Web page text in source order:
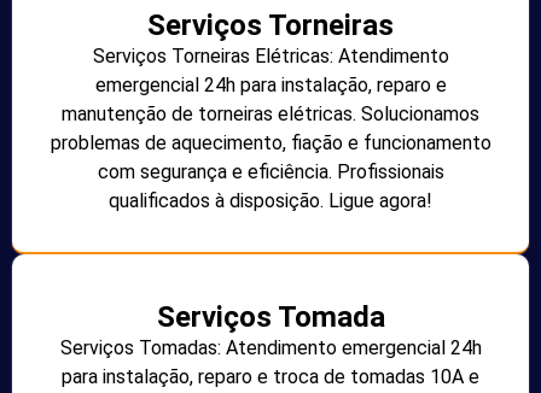
Serviços Torneiras
Serviços Torneiras Elétricas: Atendimento
emergencial 24h para instalação, reparo e
manutenção de torneiras elétricas. Solucionamos
problemas de aquecimento, fiação e funcionamento
com segurança e eficiência. Profissionais
qualificados à disposição. Ligue agora!
Serviços Tomada
Serviços Tomadas: Atendimento emergencial 24h
para instalação, reparo e troca de tomadas 10A e